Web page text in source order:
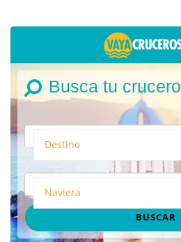
Busca tu crucero
Destino
Naviera